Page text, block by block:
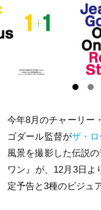
今年8月のチャーリー
ゴダール監督がザ・
風景を撮影した伝説
ワン』が、 12月 3日よ
定予告と3種のビジュ